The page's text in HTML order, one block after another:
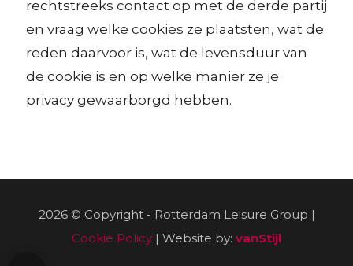
rechtstreeks contact op met de derde partij
en vraag welke cookies ze plaatsten, wat de
reden daarvoor is, wat de levensduur van
de cookie is en op welke manier ze je
privacy gewaarborgd hebben.
2026 © Copyright - Rotterdam Leisure Group |
Cookie Policy | Website by: vanStijl